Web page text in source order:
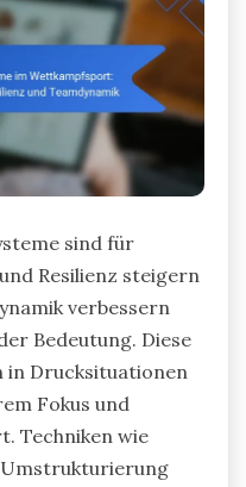
sind für
Resilienz steigern
verbessern
Bedeutung. Diese
in Drucksituationen
Fokus und
Techniken wie